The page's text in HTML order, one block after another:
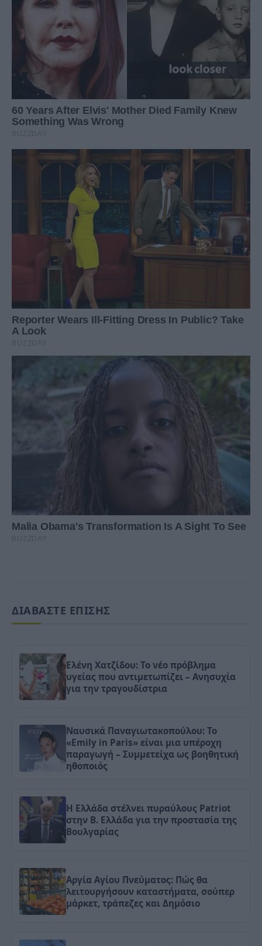
ΔΙΑΒΑΣΤΕ ΕΠΙΣΗΣ
Ελένη Χατζίδου: Το νέο πρόβλημα
υγείας που αντιμετωπίζει – Ανησυχία
για την τραγουδίστρια
Ναυσικά Παναγιωτακοπούλου: Το
«Emily in Paris» είναι μια υπέροχη
παραγωγή – Συμμετείχα ως βοηθητική
ηθοποιός
Η Ελλάδα στέλνει πυραύλους Patriot
στην Β. Ελλάδα για την προστασία της
Βουλγαρίας
Αργία Αγίου Πνεύματος: Πώς θα
λειτουργήσουν καταστήματα, σούπερ
μάρκετ, τράπεζες και Δημόσιο